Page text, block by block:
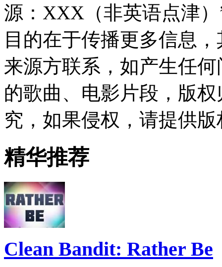
源：XXX（非英语点津
目的在于传播更多信息
来源方联系，如产生任
的歌曲、电影片段，版
究，如果侵权，请提供
精华推荐
Clean Bandit: Rather Be